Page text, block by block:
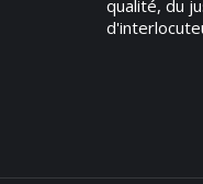
qualité, du